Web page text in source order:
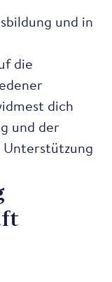
und in
die
dich
und der